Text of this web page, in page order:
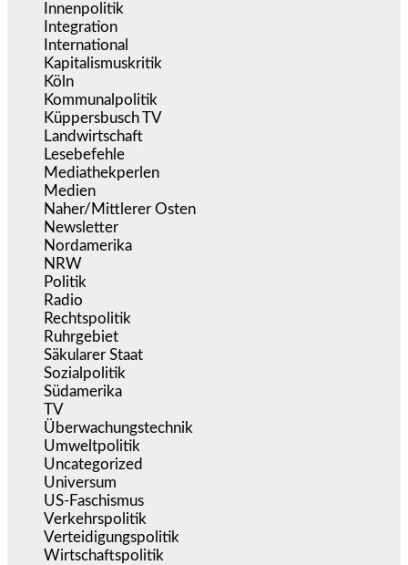
Innenpolitik
Integration
International
Kapitalismuskritik
Köln
Kommunalpolitik
Küppersbusch TV
Landwirtschaft
Lesebefehle
Mediathekperlen
Medien
Naher/Mittlerer Osten
Newsletter
Nordamerika
NRW
Politik
Radio
Rechtspolitik
Ruhrgebiet
Säkularer Staat
Sozialpolitik
Südamerika
TV
Überwachungstechnik
Umweltpolitik
Uncategorized
Universum
US-Faschismus
Verkehrspolitik
Verteidigungspolitik
Wirtschaftspolitik